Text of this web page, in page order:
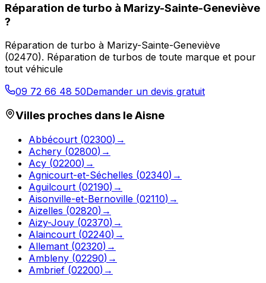
Réparation de turbo à Marizy-Sainte-Geneviève
?
Réparation de turbo à Marizy-Sainte-Geneviève
(02470). Réparation de turbos de toute marque et pour
tout véhicule
09 72 66 48 50Demander un devis gratuit
Villes proches dans leAisne
Abbécourt (02300) →
Achery (02800) →
Acy (02200) →
Agnicourt-et-Séchelles (02340) →
Aguilcourt (02190) →
Aisonville-et-Bernoville (02110) →
Aizelles (02820) →
Aizy-Jouy (02370) →
Alaincourt (02240) →
Allemant (02320) →
Ambleny (02290) →
Ambrief (02200) →